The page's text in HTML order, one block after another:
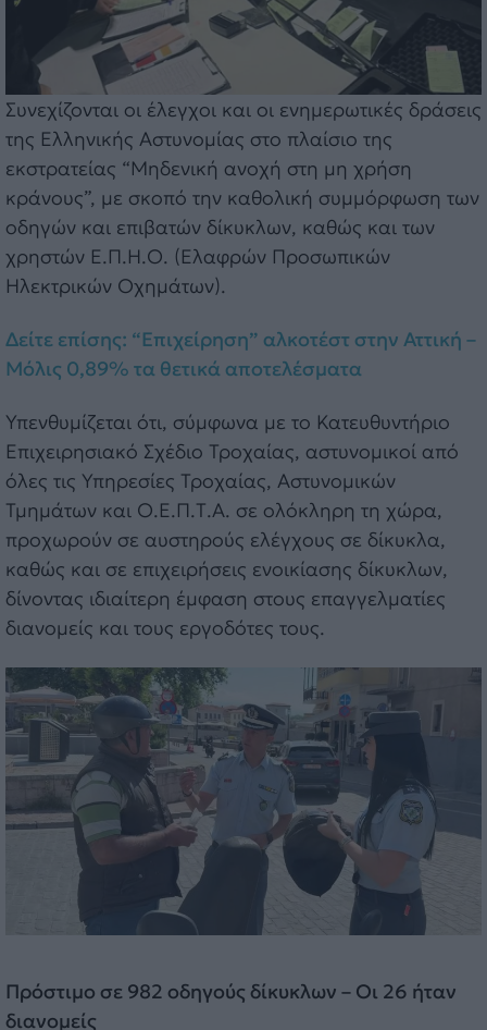
Συνεχίζονται οι έλεγχοι και οι ενημερωτικές δράσεις
της Ελληνικής Αστυνομίας στο πλαίσιο της
εκστρατείας “Μηδενική ανοχή στη μη χρήση
κράνους”, με σκοπό την καθολική συμμόρφωση των
οδηγών και επιβατών δίκυκλων, καθώς και των
χρηστών Ε.Π.Η.Ο. (Ελαφρών Προσωπικών
Ηλεκτρικών Οχημάτων).
Δείτε επίσης: “Επιχείρηση” αλκοτέστ στην Αττική –
Μόλις 0,89% τα θετικά αποτελέσματα
Υπενθυμίζεται ότι, σύμφωνα με το Κατευθυντήριο
Επιχειρησιακό Σχέδιο Τροχαίας, αστυνομικοί από
όλες τις Υπηρεσίες Τροχαίας, Αστυνομικών
Τμημάτων και Ο.Ε.Π.Τ.Α. σε ολόκληρη τη χώρα,
προχωρούν σε αυστηρούς ελέγχους σε δίκυκλα,
καθώς και σε επιχειρήσεις ενοικίασης δίκυκλων,
δίνοντας ιδιαίτερη έμφαση στους επαγγελματίες
διανομείς και τους εργοδότες τους.
Πρόστιμο σε 982 οδηγούς δίκυκλων – Οι 26 ήταν
διανομείς